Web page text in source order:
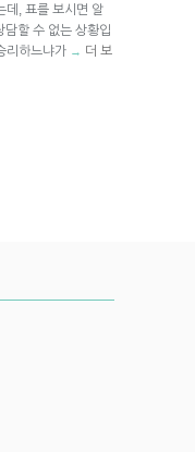
데, 표를 보시면 알
담할 수 없는 상황입
리하느냐가 → 더 보